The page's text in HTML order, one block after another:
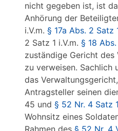
nicht gegeben ist, ist
Anhörung der
i.V.m. § 17a Abs. 2 Satz
2 Satz 1 i.V.m. § 18
zuständige Gericht
zu verweisen.
das
Antragsteller seinen
45 und § 52 Nr. 4 Satz
Wohnsitz eines
Rahmen des § 52 Nr. 4